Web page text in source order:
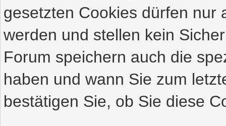
gesetzten Cookies dürfen nur
werden und stellen kein
Forum speichern auch die
haben und wann Sie zum
bestätigen Sie, ob Sie diese